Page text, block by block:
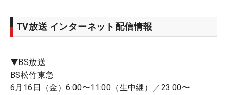
TV放送 インターネット配信情報
▼BS放送
BS松竹東急
6月16日（金）6:00〜11:00（生中継）／23:00〜